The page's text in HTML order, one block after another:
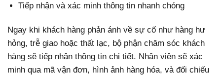
Tiếp nhận và xác minh thông tin nhanh chóng
Ngay khi khách hàng phản ánh về sự cố như hàng hư
hỏng, trễ giao hoặc thất lạc, bộ phận chăm sóc khách
hàng sẽ tiếp nhận thông tin chi tiết. Nhân viên sẽ xác
minh qua mã vận đơn, hình ảnh hàng hóa, và đối chiếu